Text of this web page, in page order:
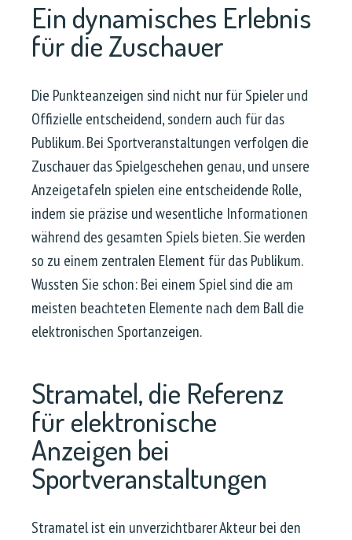
Ein dynamisches Erlebnis
für die Zuschauer
Die Punkteanzeigen sind nicht nur für Spieler und
Offizielle entscheidend, sondern auch für das
Publikum. Bei Sportveranstaltungen verfolgen die
Zuschauer das Spielgeschehen genau, und unsere
Anzeigetafeln spielen eine entscheidende Rolle,
indem sie präzise und wesentliche Informationen
während des gesamten Spiels bieten. Sie werden
so zu einem zentralen Element für das Publikum.
Wussten Sie schon: Bei einem Spiel sind die am
meisten beachteten Elemente nach dem Ball die
elektronischen Sportanzeigen.
Stramatel, die Referenz
für elektronische
Anzeigen bei
Sportveranstaltungen
Stramatel ist ein unverzichtbarer Akteur bei den